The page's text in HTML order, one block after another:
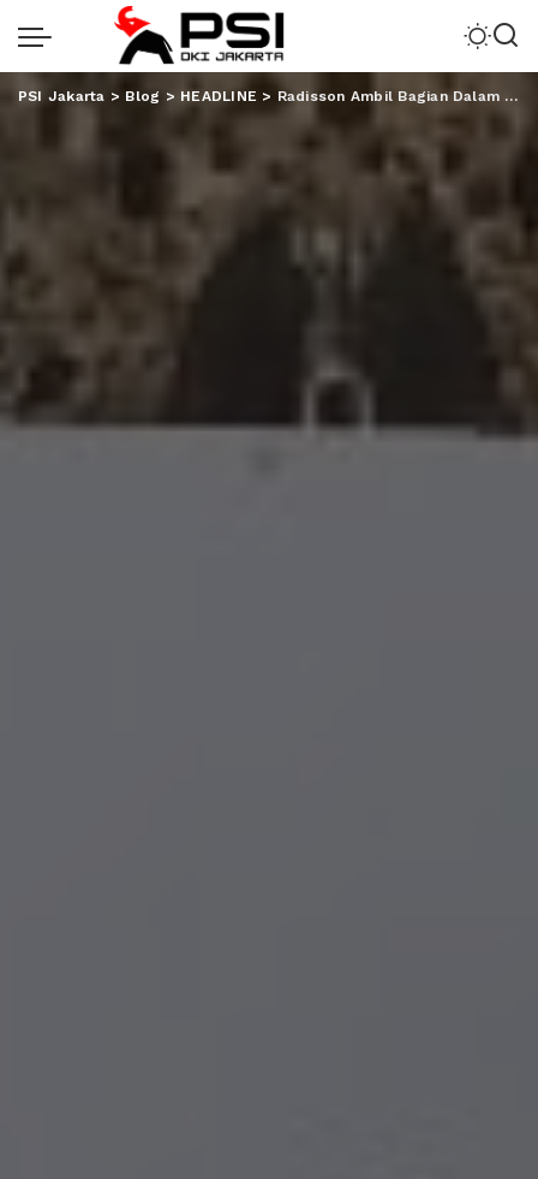
PSI Jakarta > Blog > HEADLINE > Radisson Ambil Bagian Dalam Sumatera Clean Up In Action